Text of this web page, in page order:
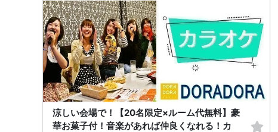
涼しい会場で！【20名限定×ルーム代無料】豪
華お菓子付！音楽があれば仲良くなれる！カ